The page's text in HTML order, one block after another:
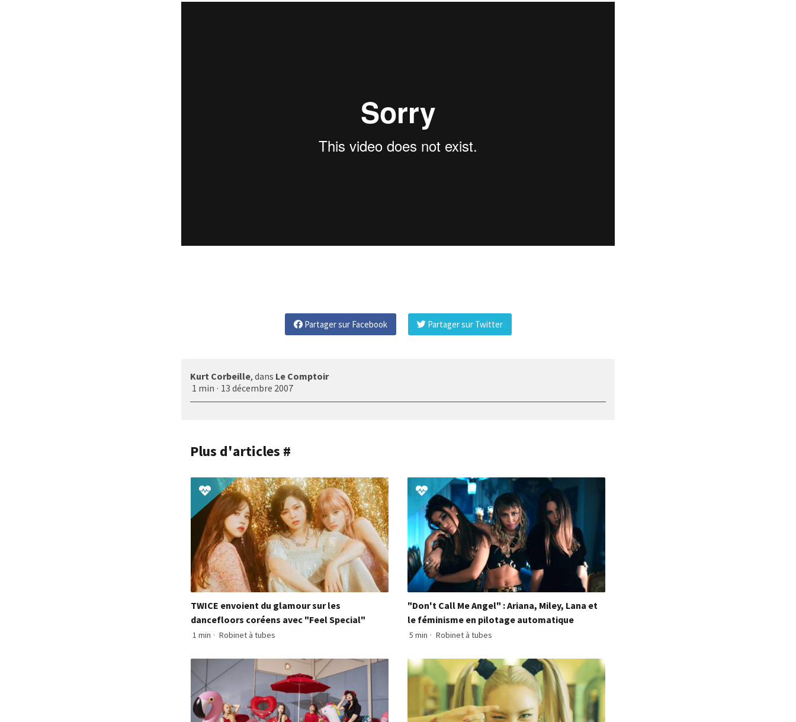
Partager sur Facebook Partager sur Twitter
Kurt Corbeille, dans Le Comptoir
1 min · 13 décembre 2007
Plus d'articles #
TWICE envoient du glamour sur les
dancefloors coréens avec "Feel Special"
1 min · Robinet à tubes
"Don't Call Me Angel" : Ariana, Miley, Lana et
le féminisme en pilotage automatique
5 min · Robinet à tubes